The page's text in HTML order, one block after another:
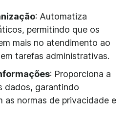
: Automatiza
permitindo que os
mais no atendimento ao
tarefas administrativas.
: Proporciona a
dados, garantindo
as normas de privacidade e